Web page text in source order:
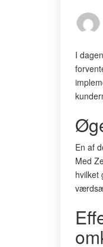
I
En af
Med
hvilket